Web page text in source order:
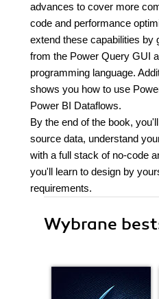
advances to cover more
code and performance
extend these capabilities by
from the Power Query GUI
programming language.
shows you how to use
Power BI Dataflows.
By the end of the book,
source data, understand
with a full stack of no-code
you'll learn to design by
requirements.
Wybrane